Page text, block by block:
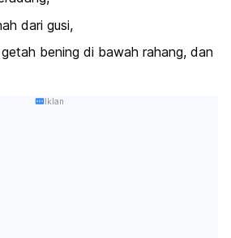
dari gusi,
bening di bawah rahang, dan
Iklan